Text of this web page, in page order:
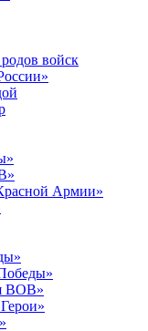
войск
Армии»
ВОВ»